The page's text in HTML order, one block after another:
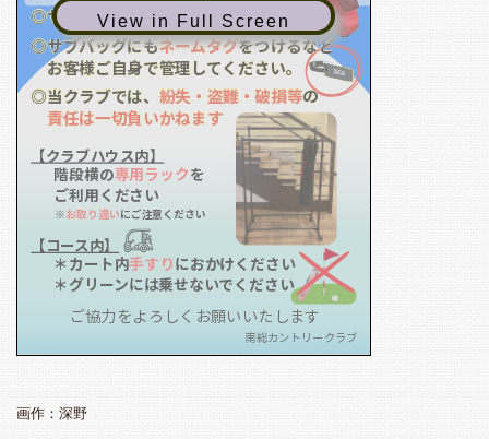
View in Full Screen
◎サブバッグにもネームタグをつけるなど
お客様ご自身で管理してください。
◎サブバッグにもネームタグをつけるなど
お客様ご自身で管理してください。
◎当クラブでは、紛失・盗難・破損等の
責任は一切負いかねます
◎当クラブでは、紛失・盗難・破損等の
責任は一切負いかねます
【クラブハウス内】
◎サブバッグは手荷物と同じ扱いです
◎サブバッグは 手荷物と同じ
＊カート内手すりにおかけください
＊グリーンには乗せないでください
ご協力をよろしくお願いいたします
南総カントリークラブ
階段横の専用ラックを
ご利用ください
【コース内】
※ お取り違いにご注意ください
画作：深野